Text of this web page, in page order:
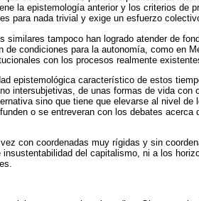
la epistemología anterior y los criterios
para nada trivial y exige un esfuerzo
similares tampoco han logrado atender de
condiciones para la autonomía, como en
con los procesos realmente
epistemológica característico de estos
intersubjetivas, de unas formas de vida con
sino que tiene que elevarse al nivel
o se entreveran con los debates
con coordenadas muy rígidas y sin
del capitalismo, ni a los